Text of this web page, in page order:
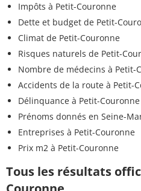
Impôts à Petit-Couronne
Dette et budget de Petit-
Climat de Petit-Couronne
Risques naturels de Petit-
Nombre de médecins à Petit-
Accidents de la route à Petit-
Délinquance à Petit-Couronne
Prénoms donnés en Seine-
Entreprises à Petit-Couronne
Prix m2 à Petit-Couronne
Tous les résultats